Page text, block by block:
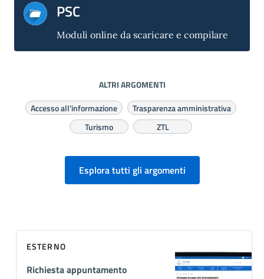
PSC
Moduli online da scaricare e compilare
ALTRI ARGOMENTI
Accesso all'informazione
Trasparenza amministrativa
Turismo
ZTL
Esplora tutti gli argomenti
ESTERNO
Richiesta appuntamento